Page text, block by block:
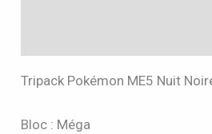
Tripack Pokémon ME5 Nuit
Bloc : Méga